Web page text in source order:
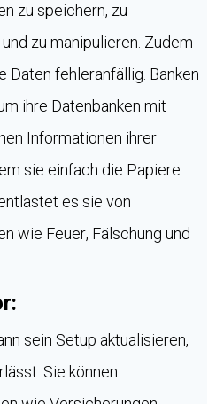
zu speichern, zu
zu manipulieren. Zudem
Daten fehleranfällig. Banken
ihre Datenbanken mit
Informationen ihrer
sie einfach die Papiere
es sie von
wie Feuer, Fälschung und
sein Setup aktualisieren,
Sie können